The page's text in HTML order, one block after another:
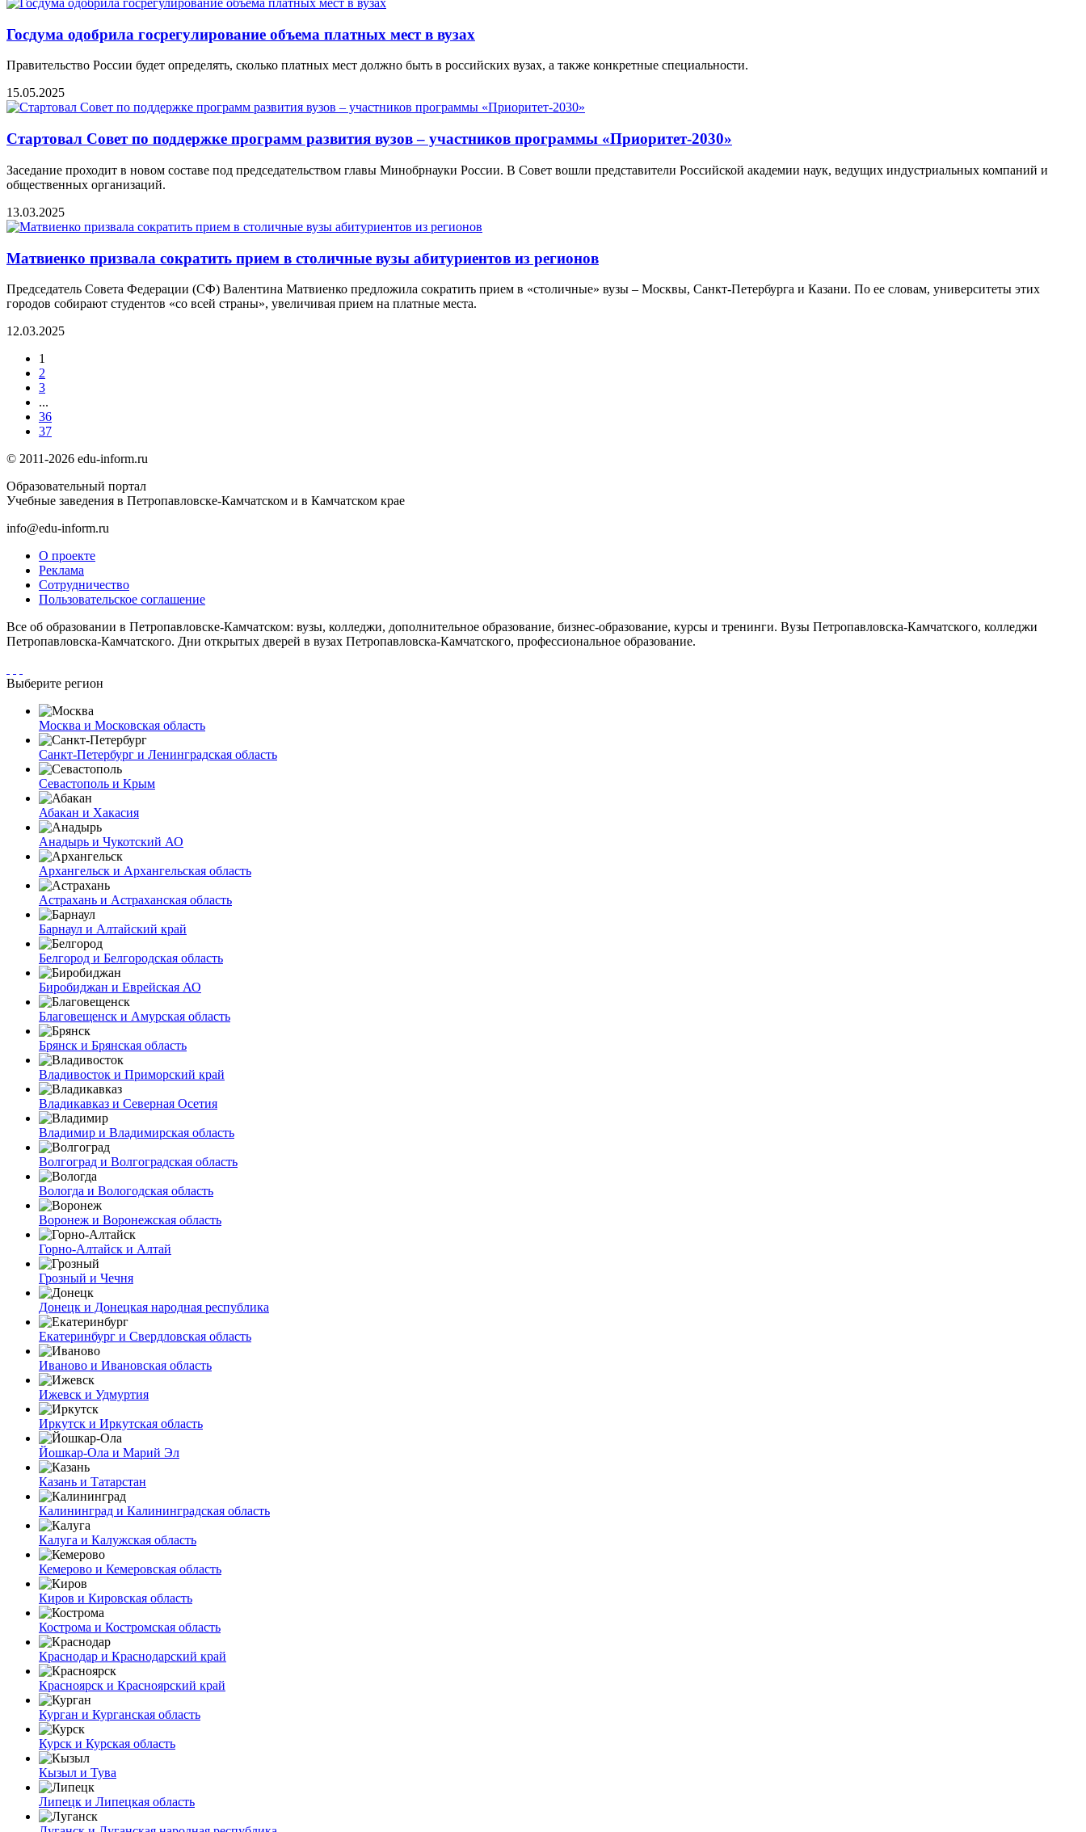
Госдума одобрила госрегулирование объема платных мест в вузах
Правительство России будет определять, сколько платных мест должно быть в российских вузах, а также конкретные специальности.
15.05.2025
Стартовал Совет по поддержке программ развития вузов – участников программы «Приоритет-2030»
Заседание проходит в новом составе под председательством главы Минобрнауки России. В Совет вошли представители Российской академии наук, ведущих индустриальных компаний и
общественных организаций.
13.03.2025
Матвиенко призвала сократить прием в столичные вузы абитуриентов из регионов
Председатель Совета Федерации (СФ) Валентина Матвиенко предложила сократить прием в «столичные» вузы – Москвы, Санкт-Петербурга и Казани. По ее словам, университеты этих
городов собирают студентов «со всей страны», увеличивая прием на платные места.
12.03.2025
1
2
3
...
36
37
© 2011-2026 edu-inform.ru
Образовательный портал
Учебные заведения в Петропавловске-Камчатском и в Камчатском крае
info@edu-inform.ru
О проекте
Реклама
Сотрудничество
Пользовательское соглашение
Все об образовании в Петропавловске-Камчатском: вузы, колледжи, дополнительное образование, бизнес-образование, курсы и тренинги. Вузы Петропавловска-Камчатского, колледжи
Петропавловска-Камчатского. Дни открытых дверей в вузах Петропавловска-Камчатского, профессиональное образование.
Выберите регион
Москва и Московская область
Санкт-Петербург и Ленинградская область
Севастополь и Крым
Абакан и Хакасия
Анадырь и Чукотский АО
Архангельск и Архангельская область
Астрахань и Астраханская область
Барнаул и Алтайский край
Белгород и Белгородская область
Биробиджан и Еврейская АО
Благовещенск и Амурская область
Брянск и Брянская область
Владивосток и Приморский край
Владикавказ и Северная Осетия
Владимир и Владимирская область
Волгоград и Волгоградская область
Вологда и Вологодская область
Воронеж и Воронежская область
Горно-Алтайск и Алтай
Грозный и Чечня
Донецк и Донецкая народная республика
Екатеринбург и Свердловская область
Иваново и Ивановская область
Ижевск и Удмуртия
Иркутск и Иркутская область
Йошкар-Ола и Марий Эл
Казань и Татарстан
Калининград и Калининградская область
Калуга и Калужская область
Кемерово и Кемеровская область
Киров и Кировская область
Кострома и Костромская область
Краснодар и Краснодарский край
Красноярск и Красноярский край
Курган и Курганская область
Курск и Курская область
Кызыл и Тува
Липецк и Липецкая область